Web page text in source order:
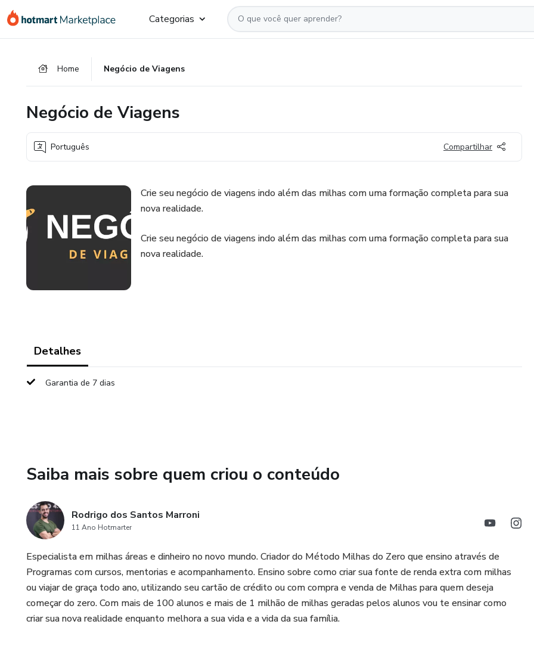
para
para
para
Categorias
Home Negócio de Viagens
Negócio de Viagens
Português Compartilhar
Crie seu negócio de viagens indo além das milhas com uma formação completa para sua
nova realidade.
Crie seu negócio de viagens indo além das milhas com uma formação completa para sua
nova realidade.
Detalhes
Garantia de 7 dias
Saiba mais sobre quem criou o conteúdo
Rodrigo dos Santos Marroni
11 Ano Hotmarter
Especialista em milhas áreas e dinheiro no novo mundo. Criador do Método Milhas do Zero que ensino através de
Programas com cursos, mentorias e acompanhamento. Ensino sobre como criar sua fonte de renda extra com milhas
ou viajar de graça todo ano, utilizando seu cartão de crédito ou com compra e venda de Milhas para quem deseja
começar do zero. Com mais de 100 alunos e mais de 1 milhão de milhas geradas pelos alunos vou te ensinar como
criar sua nova realidade enquanto melhora a sua vida e a vida da sua família.